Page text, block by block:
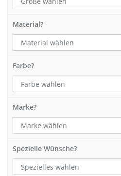
Material?
Farbe?
Marke?
Spezielle Wünsche?